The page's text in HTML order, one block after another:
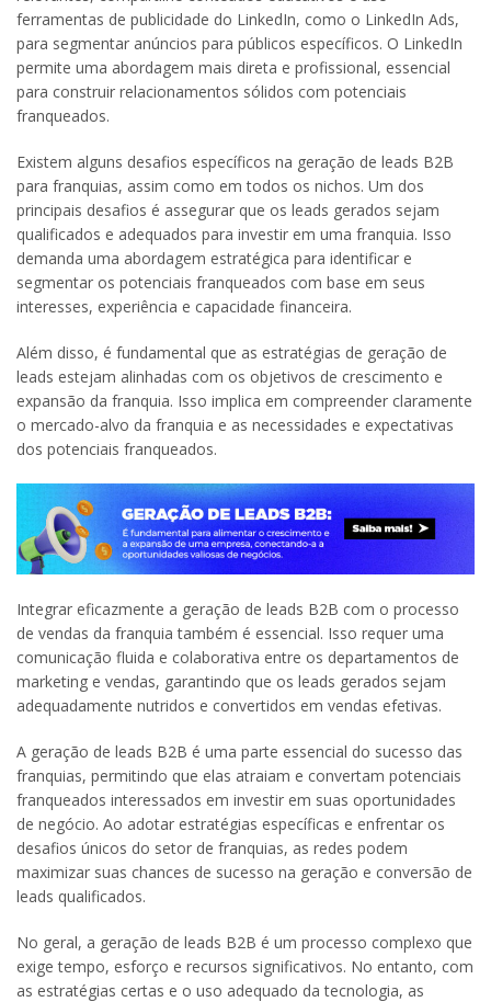
ferramentas de publicidade do LinkedIn, como o LinkedIn Ads,
para segmentar anúncios para públicos específicos. O LinkedIn
permite uma abordagem mais direta e profissional, essencial
para construir relacionamentos sólidos com potenciais
franqueados.
Existem alguns desafios específicos na geração de leads B2B
para franquias, assim como em todos os nichos. Um dos
principais desafios é assegurar que os leads gerados sejam
qualificados e adequados para investir em uma franquia. Isso
demanda uma abordagem estratégica para identificar e
segmentar os potenciais franqueados com base em seus
interesses, experiência e capacidade financeira.
Além disso, é fundamental que as estratégias de geração de
leads estejam alinhadas com os objetivos de crescimento e
expansão da franquia. Isso implica em compreender claramente
o mercado-alvo da franquia e as necessidades e expectativas
dos potenciais franqueados.
Integrar eficazmente a geração de leads B2B com o processo
de vendas da franquia também é essencial. Isso requer uma
comunicação fluida e colaborativa entre os departamentos de
marketing e vendas, garantindo que os leads gerados sejam
adequadamente nutridos e convertidos em vendas efetivas.
A geração de leads B2B é uma parte essencial do sucesso das
franquias, permitindo que elas atraiam e convertam potenciais
franqueados interessados em investir em suas oportunidades
de negócio. Ao adotar estratégias específicas e enfrentar os
desafios únicos do setor de franquias, as redes podem
maximizar suas chances de sucesso na geração e conversão de
leads qualificados.
No geral, a geração de leads B2B é um processo complexo que
exige tempo, esforço e recursos significativos. No entanto, com
as estratégias certas e o uso adequado da tecnologia, as